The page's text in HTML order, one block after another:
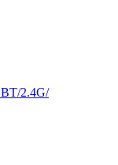
BT/2.4G/